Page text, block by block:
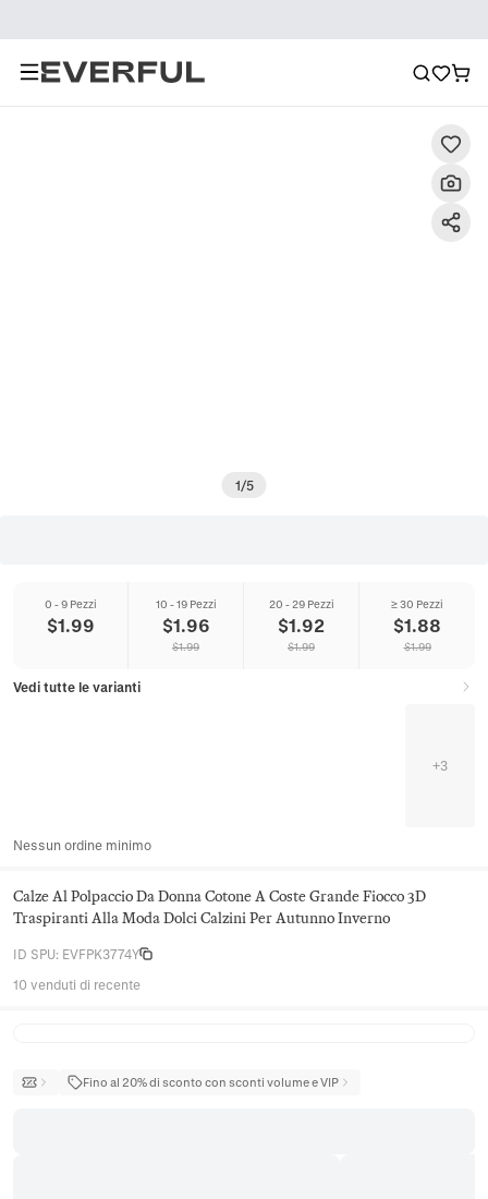
1/5
0 - 9 Pezzi
$1.99
10 - 19 Pezzi
$1.96
$1.99
20 - 29 Pezzi
$1.92
$1.99
≥ 30 Pezzi
$1.88
$1.99
Vedi tutte le varianti
+3
Nessun ordine minimo
Calze Al Polpaccio Da Donna Cotone A Coste Grande Fiocco 3D
Traspiranti Alla Moda Dolci Calzini Per Autunno Inverno
ID SPU: EVFPK3774Y
10 venduti di recente
Fino al 20% di sconto con sconti volume e VIP